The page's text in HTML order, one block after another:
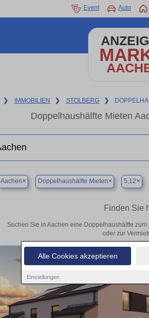
Alle Cookies akzeptieren
Einstellungen
Event Auto
❯ IMMOBILIEN ❯ STOLBERG ❯
Doppelhaushälfte Mieten
Aachen× Doppelhaushälfte Mieten× 5,12×
Finden Sie
Suchen Sie in Aachen eine Doppelhaushälfte
oder zur